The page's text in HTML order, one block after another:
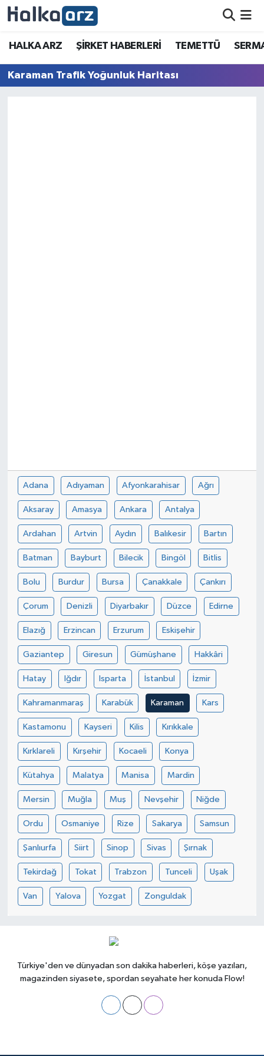
HALKA ARZ ŞİRKET HABERLERİ TEMETTÜ
Karaman Trafik Yoğunluk Haritası
Adana Adıyaman Afyonkarahisar Ağrı
Aksaray Amasya Ankara Antalya
Ardahan Artvin Aydın Balıkesir Bartın
Batman Bayburt Bilecik Bingöl Bitlis
Bolu Burdur Bursa Çanakkale Çankırı
Çorum Denizli Diyarbakır Düzce Edirne
Elazığ Erzincan Erzurum Eskişehir
Gaziantep Giresun Gümüşhane Hakkâri
Hatay Iğdır Isparta İstanbul İzmir
Kahramanmaraş Karabük Karaman Kars
Kastamonu Kayseri Kilis Kırıkkale
Kırklareli Kırşehir Kocaeli Konya
Kütahya Malatya Manisa Mardin
Mersin Muğla Muş Nevşehir Niğde
Ordu Osmaniye Rize Sakarya Samsun
Şanlıurfa Siirt Sinop Sivas Şırnak
Tekirdağ Tokat Trabzon Tunceli Uşak
Van Yalova Yozgat Zonguldak
Türkiye'den ve dünyadan son dakika haberleri, köşe yazıları,
magazinden siyasete, spordan seyahate her konuda Flow!
HALKA ARZ
SERMAYE ARTIRIMI